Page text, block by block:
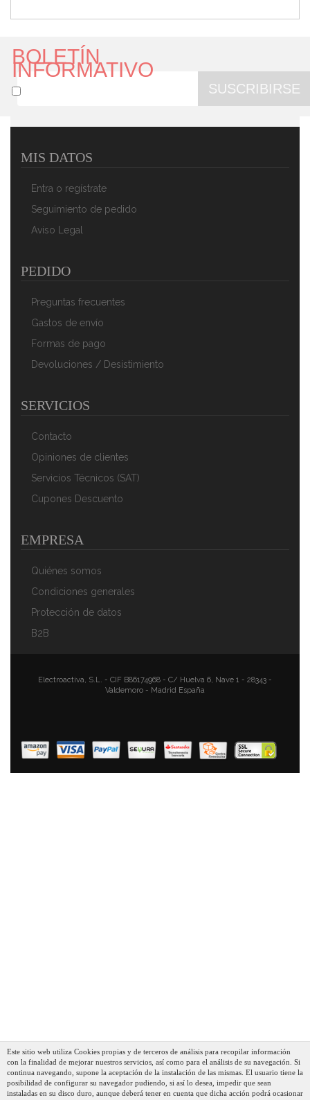
BOLETÍN
INFORMATIVO
SUSCRIBIRSE
MIS DATOS
Entra o regístrate
Seguimiento de pedido
Aviso Legal
PEDIDO
Preguntas frecuentes
Gastos de envío
Formas de pago
Devoluciones / Desistimiento
SERVICIOS
Contacto
Opiniones de clientes
Servicios Técnicos (SAT)
Cupones Descuento
EMPRESA
Quiénes somos
Condiciones generales
Protección de datos
B2B
Electroactiva, S.L. - CIF B86174968 - C/ Huelva 6, Nave 1 - 28343 -
Valdemoro - Madrid España
Este sitio web utiliza Cookies propias y de terceros de análisis para recopilar información
con la finalidad de mejorar nuestros servicios, así como para el análisis de su navegación. Si
continua navegando, supone la aceptación de la instalación de las mismas. El usuario tiene la
posibilidad de configurar su navegador pudiendo, si así lo desea, impedir que sean
instaladas en su disco duro, aunque deberá tener en cuenta que dicha acción podrá ocasionar